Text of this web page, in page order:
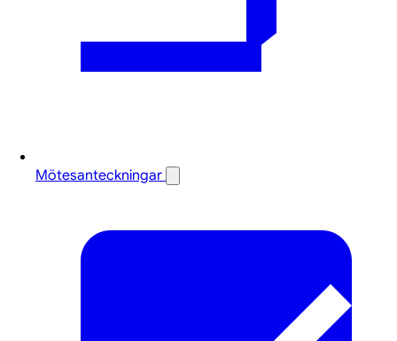
Mötesanteckningar